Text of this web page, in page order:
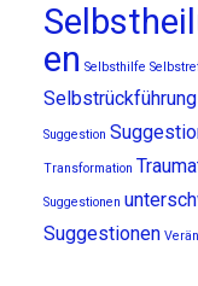
en Selbsthilfe
Selbstrückführung
Suggestion
Transformation
Suggestionen
Suggestionen